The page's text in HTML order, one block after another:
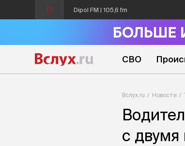
Dipol FM | 105,6 fm
СВО
Вслух.ru Новости
с двумя